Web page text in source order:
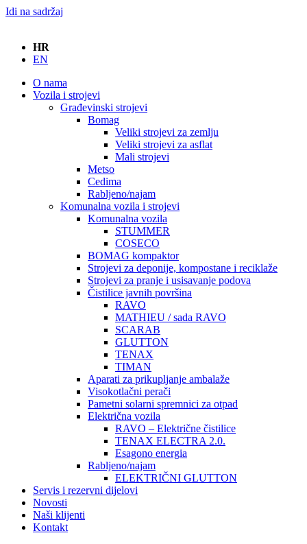
Idi na sadržaj
HR
EN
O nama
Vozila i strojevi
Građevinski strojevi
Bomag
Veliki strojevi za zemlju
Veliki strojevi za asflat
Mali strojevi
Metso
Cedima
Rabljeno/najam
Komunalna vozila i strojevi
Komunalna vozila
STUMMER
COSECO
BOMAG kompaktor
Strojevi za deponije, kompostane i reciklaže
Strojevi za pranje i usisavanje podova
Čistilice javnih površina
RAVO
MATHIEU / sada RAVO
SCARAB
GLUTTON
TENAX
TIMAN
Aparati za prikupljanje ambalaže
Visokotlačni perači
Pametni solarni spremnici za otpad
Električna vozila
RAVO – Električne čistilice
TENAX ELECTRA 2.0.
Esagono energia
Rabljeno/najam
ELEKTRIČNI GLUTTON
Servis i rezervni dijelovi
Novosti
Naši klijenti
Kontakt